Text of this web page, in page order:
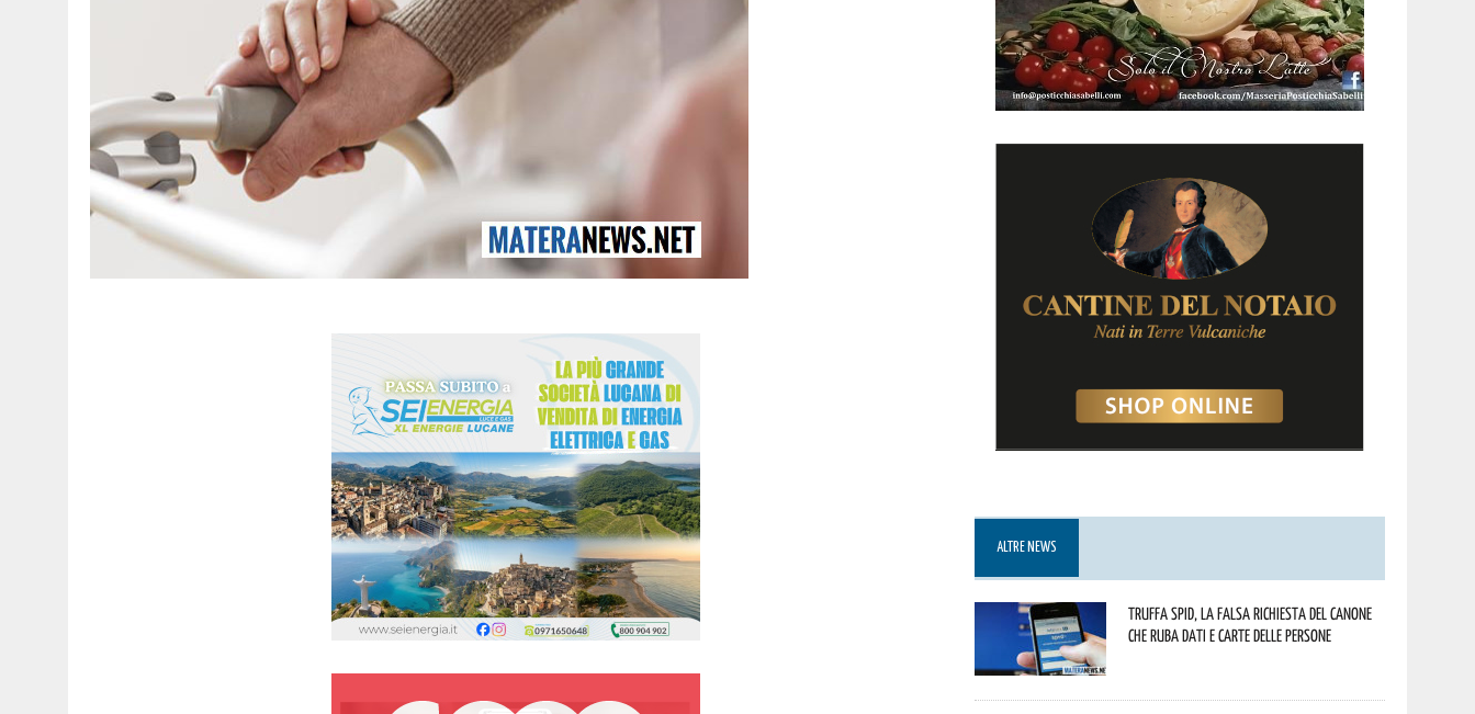
ALTRE NEWS
Truffa Spid, la falsa richiesta del canone
che ruba dati e carte delle persone